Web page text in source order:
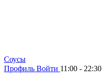
Cоусы
Профиль Войти 11:00 - 22:30